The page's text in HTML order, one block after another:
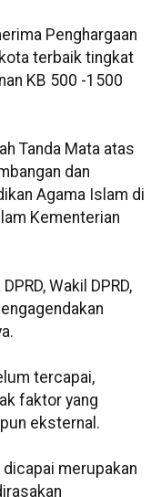
Penghargaan
terbaik tingkat
KB 500 -1500
Tanda Mata atas
dan
Agama Islam di
Kementerian
Wakil DPRD,
tercapai,
faktor yang
eksternal.
dicapai merupakan